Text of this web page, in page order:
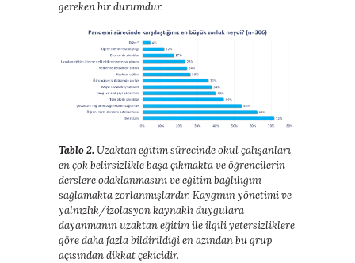
gereken bir durumdur.
Tablo 2.Uzaktan eğitim sürecinde okul çalışanları
en çok belirsizlikle başa çıkmakta ve öğrencilerin
derslere odaklanmasını ve eğitim bağlılığını
sağlamakta zorlanmışlardır. Kaygının yönetimi ve
yalnızlık/izolasyon kaynaklı duygulara
dayanmanın uzaktan eğitim ile ilgili yetersizliklere
göre daha fazla bildirildiği en azından bu grup
açısından dikkat çekicidir.